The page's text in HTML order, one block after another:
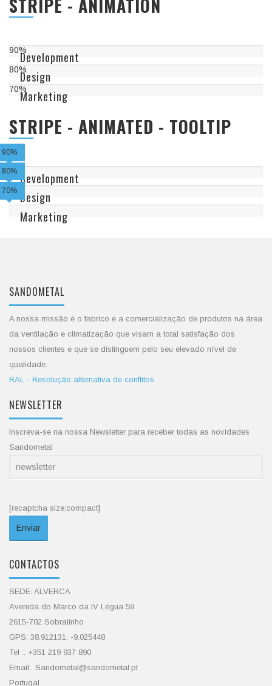
STRIPE - ANIMATION
Development
90%
Design
80%
Marketing
70%
STRIPE - ANIMATED - TOOLTIP
Development
90%
Design
80%
Marketing
70%
SANDOMETAL
A nossa missão é o fabrico e a comercialização de produtos na área
da ventilação e climatização que visam a total satisfação dos
nossos clientes e que se distinguem pelo seu elevado nível de
qualidade.
RAL - Resolução alternativa de conflitos
NEWSLETTER
Inscreva-se na nossa Newsletter para receber todas as novidades
Sandometal
[recaptcha size:compact]
CONTACTOS
SEDE: ALVERCA
Avenida do Marco da IV Légua 59
2615-702 Sobralinho
GPS: 38.912131, -9.025448
Tel :. +351 219 937 890
Email:. Sandometal@sandometal.pt
Portugal